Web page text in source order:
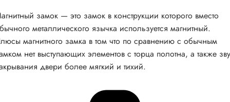
замок — это замок в конструкции которого вместо
металлического язычка используется магнитный.
магнитного замка в том что по сравнению с обычным
нет выступающих элементов с торца полотна, а также
двери более мягкий и тихий.